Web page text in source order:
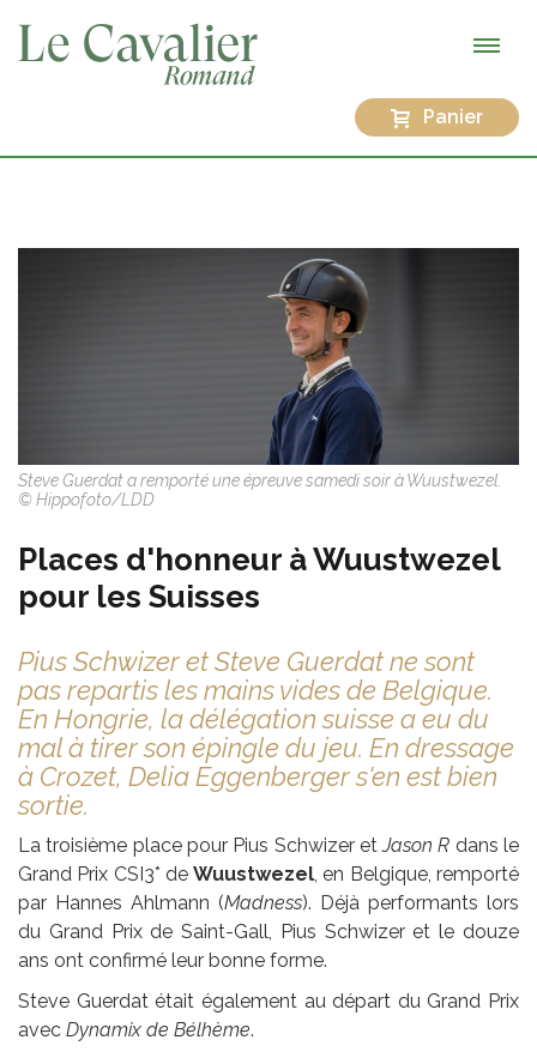
Panier
Steve Guerdat a remporté une épreuve samedi soir à Wuustwezel.
© Hippofoto/LDD
Places d'honneur à Wuustwezel
pour les Suisses
Pius Schwizer et Steve Guerdat ne sont
pas repartis les mains vides de Belgique.
En Hongrie, la délégation suisse a eu du
mal à tirer son épingle du jeu. En dressage
à Crozet, Delia Eggenberger s'en est bien
sortie.
La troisième place pour Pius Schwizer etJason R dans le
Grand Prix CSI3* deWuustwezel, en Belgique, remporté
par Hannes Ahlmann (Madness). Déjà performants lors
du Grand Prix de Saint-Gall, Pius Schwizer et le douze
ans ont confirmé leur bonne forme.
Steve Guerdat était également au départ du Grand Prix
avec Dynamix de Bélhème.